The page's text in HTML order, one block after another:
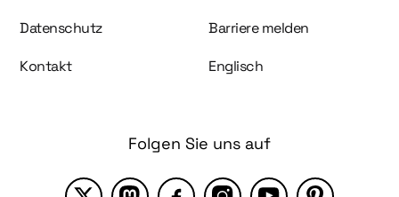
Datenschutz Barriere melden
Kontakt Englisch
Folgen Sie uns auf